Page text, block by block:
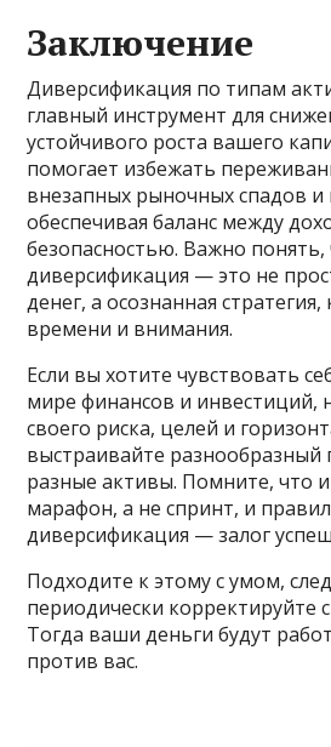
Заключение
Диверсификация по типам
главный инструмент для
устойчивого роста вашего
помогает избежать
внезапных рыночных спадов и
обеспечивая баланс между
безопасностью. Важно понять,
диверсификация — это не
денег, а осознанная
времени и внимания.
Если вы хотите чувствовать
мире финансов и инвестиций,
своего риска, целей и
выстраивайте разнообразный
разные активы. Помните, что
марафон, а не спринт, и
диверсификация — залог
Подходите к этому с умом,
периодически корректируйте
Тогда ваши деньги будут
против вас.